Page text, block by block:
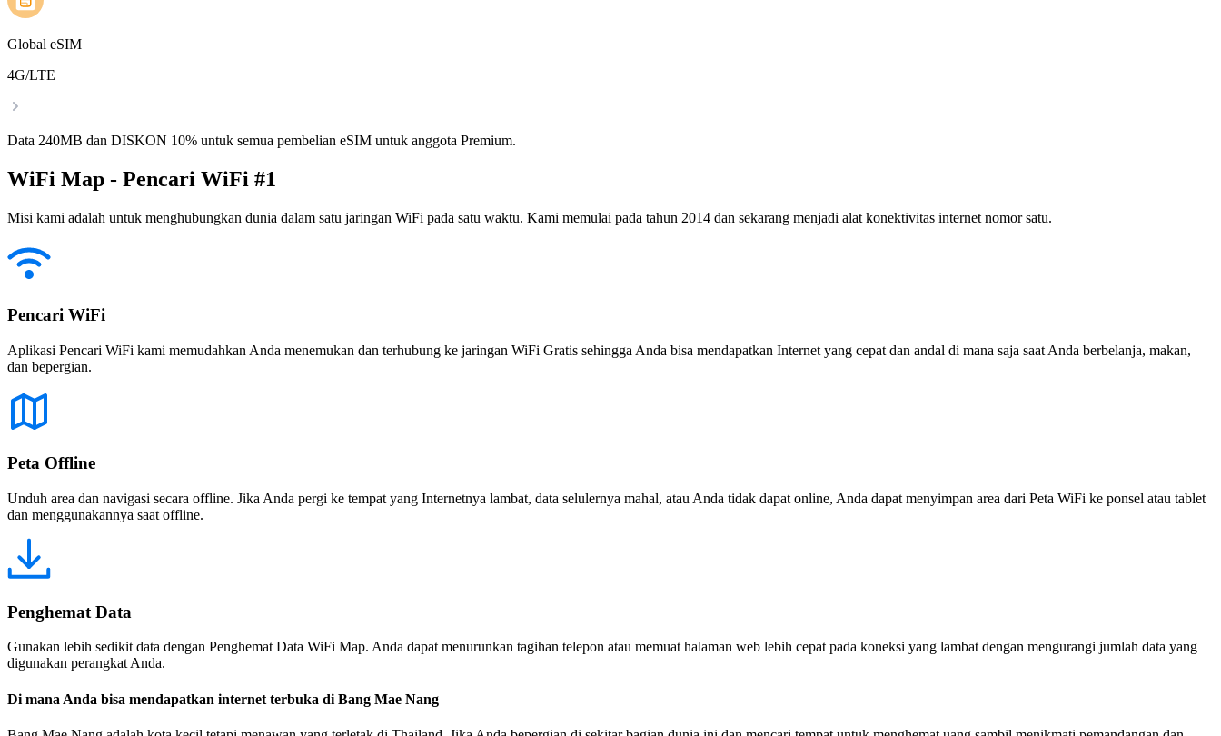
Global eSIM
4G/LTE
Data 240MB dan DISKON 10% untuk semua pembelian eSIM untuk anggota Premium.
WiFi Map - Pencari WiFi #1
Misi kami adalah untuk menghubungkan dunia dalam satu jaringan WiFi pada satu waktu. Kami memulai pada tahun 2014 dan sekarang menjadi alat konektivitas internet nomor satu.
Pencari WiFi
Aplikasi Pencari WiFi kami memudahkan Anda menemukan dan terhubung ke jaringan WiFi Gratis sehingga Anda bisa mendapatkan Internet yang cepat dan andal di mana saja saat Anda berbelanja, makan,
dan bepergian.
Peta Offline
Unduh area dan navigasi secara offline. Jika Anda pergi ke tempat yang Internetnya lambat, data selulernya mahal, atau Anda tidak dapat online, Anda dapat menyimpan area dari Peta WiFi ke ponsel atau tablet
dan menggunakannya saat offline.
Penghemat Data
Gunakan lebih sedikit data dengan Penghemat Data WiFi Map. Anda dapat menurunkan tagihan telepon atau memuat halaman web lebih cepat pada koneksi yang lambat dengan mengurangi jumlah data yang
digunakan perangkat Anda.
Di mana Anda bisa mendapatkan internet terbuka di Bang Mae Nang